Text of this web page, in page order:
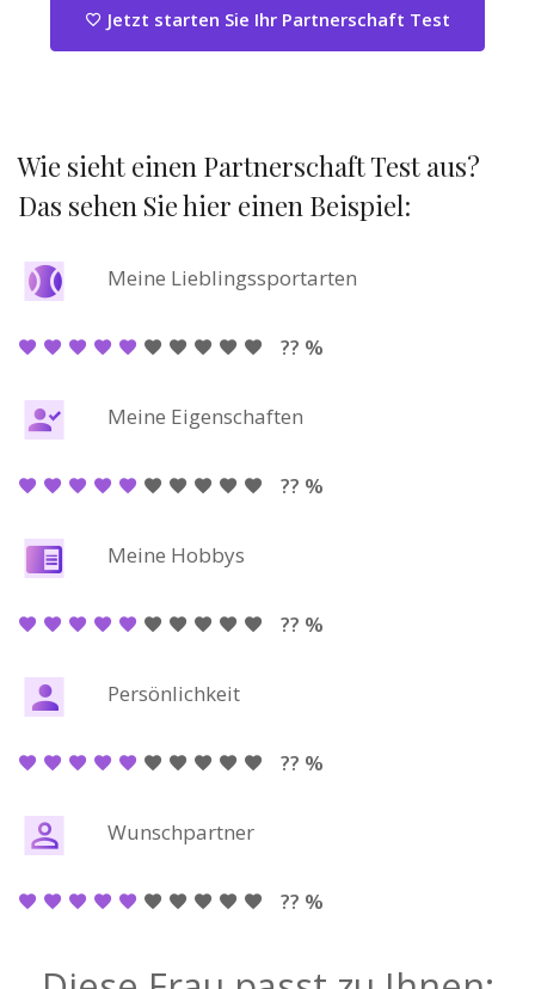
Jetzt starten Sie Ihr Partnerschaft Test
Wie sieht einen Partnerschaft Test aus?
Das sehen Sie hier einen Beispiel:
Meine Lieblingssportarten
?? %
Meine Eigenschaften
?? %
Meine Hobbys
?? %
Persönlichkeit
?? %
Wunschpartner
?? %